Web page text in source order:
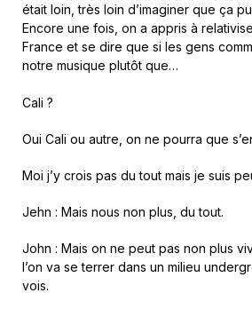
était loin, très loin d’imaginer que ça
Encore une fois, on a appris à
France et se dire que si les gens
notre musique plutôt que…
Cali ?
Oui Cali ou autre, on ne pourra que
Moi j’y crois pas du tout mais je suis
Jehn : Mais nous non plus, du tout.
John : Mais on ne peut pas non plus
l’on va se terrer dans un milieu
vois.